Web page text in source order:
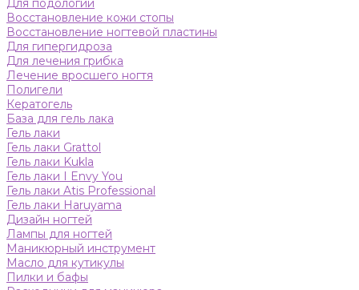
Для подологии
Восстановление кожи стопы
Восстановление ногтевой пластины
Для гипергидроза
Для лечения грибка
Лечение вросшего ногтя
Полигели
Кератогель
База для гель лака
Гель лаки
Гель лаки Grattol
Гель лаки Kukla
Гель лаки I Envy You
Гель лаки Atis Professional
Гель лаки Haruyama
Дизайн ногтей
Лампы для ногтей
Маникюрный инструмент
Масло для кутикулы
Пилки и бафы